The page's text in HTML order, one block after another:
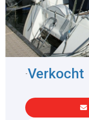
-Verkocht